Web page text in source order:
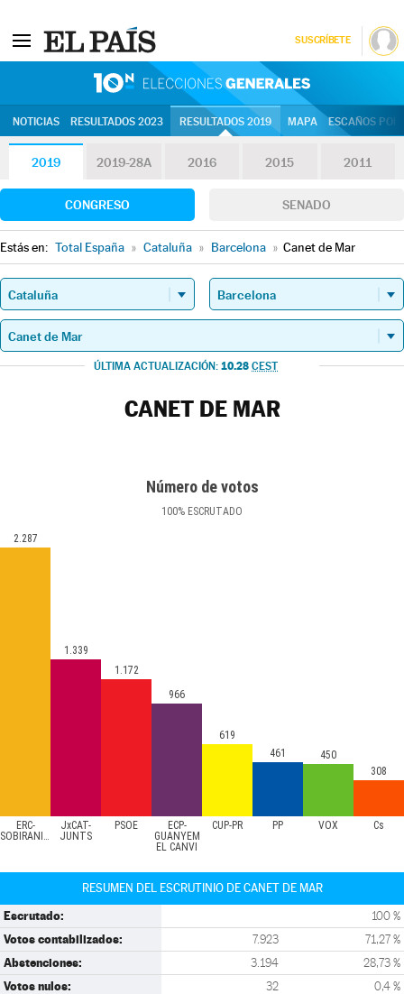
SUSCRÍBETE
NOTICIAS RESULTADOS 2023 RESULTADOS 2019 MAPA ESCAÑOS
2019 2019-28A 2016 2015 2011
CONGRESO SENADO
Estás en: Total España » Cataluña » Barcelona » Canet de Mar
ÚLTIMA ACTUALIZACIÓN: 10.28 CEST
CANET DE MAR
Número de votos
100% ESCRUTADO
ERC-
SOBIRANISTES
JxCAT-
JUNTS
PSOE
ECP-
GUANYEM
EL CANVI
CUP-PR PP VOX Cs
2.287
1.339
1.172
966
619
461
450
308
RESUMEN DEL ESCRUTINIO DE CANET DE MAR
Escrutado: 100 %
Votos contabilizados: 7.923 71,27 %
Abstenciones: 3.194 28,73 %
Votos nulos: 32 0,4 %